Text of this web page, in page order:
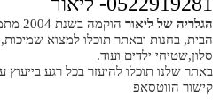
הגלריה של ליאור
הבית, בחנות ובאתר תוכלו למצוא
סלון,שטיחי ילדים ועוד.
באתר שלנו תוכלו להיעזר בכל רגע
קישור הווטסאפ